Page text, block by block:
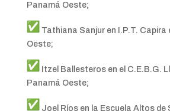
Panamá Oeste;
Tathiana Sanjur en I.P.T. Capira
Oeste;
Itzel Ballesteros en el C.E.B.G.
Panamá Oeste;
Joel Ríos en la Escuela Altos de